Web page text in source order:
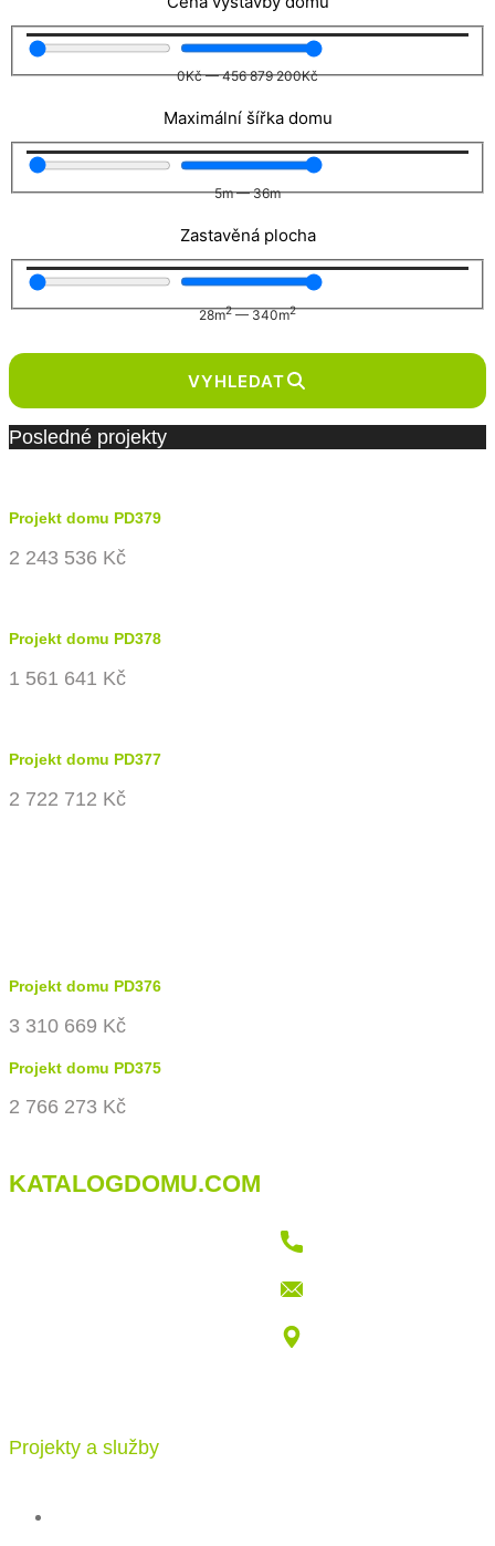
0Kč—456 879 200Kč
Maximální šířka domu
5m—36m
Zastavěná plocha
28m2—340m2
VYHLEDAT
Posledné projekty
Projekt domu PD379
2 243 536 Kč
Projekt domu PD378
1 561 641 Kč
Projekt domu PD377
2 722 712 Kč
Projekt domu PD376
3 310 669 Kč
Projekt domu PD375
2 766 273 Kč
KATALOGDOMU.COM
Projekty a služby